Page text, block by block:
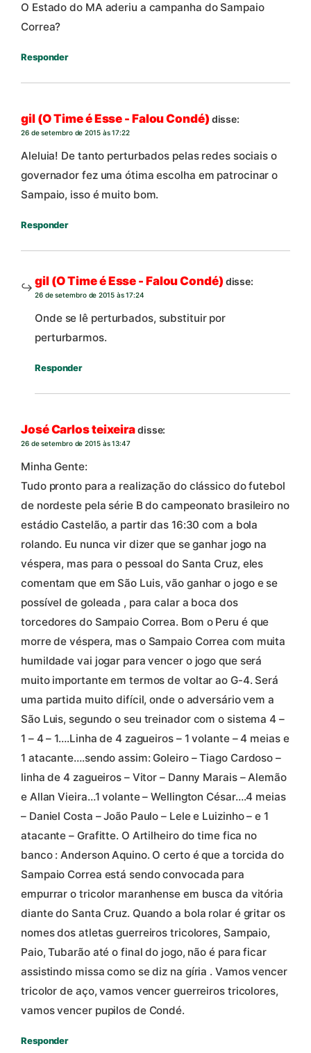
O Estado do MA aderiu a campanha do Sampaio
Correa?
Responder
gil (O Time é Esse - Falou Condé) disse:
26 de setembro de 2015 às 17:22
Aleluia! De tanto perturbados pelas redes sociais o
governador fez uma ótima escolha em patrocinar o
Sampaio, isso é muito bom.
Responder
gil (O Time é Esse - Falou Condé) disse:
26 de setembro de 2015 às 17:24
Onde se lê perturbados, substituir por
perturbarmos.
Responder
José Carlos teixeiradisse:
26 de setembro de 2015 às 13:47
Minha Gente:
Tudo pronto para a realização do clássico do futebol
de nordeste pela série B do campeonato brasileiro no
estádio Castelão, a partir das 16:30 com a bola
rolando. Eu nunca vir dizer que se ganhar jogo na
véspera, mas para o pessoal do Santa Cruz, eles
comentam que em São Luis, vão ganhar o jogo e se
possível de goleada , para calar a boca dos
torcedores do Sampaio Correa. Bom o Peru é que
morre de véspera, mas o Sampaio Correa com muita
humildade vai jogar para vencer o jogo que será
muito importante em termos de voltar ao G-4. Será
uma partida muito difícil, onde o adversário vem a
São Luis, segundo o seu treinador com o sistema 4 –
1 – 4 – 1….Linha de 4 zagueiros – 1 volante – 4 meias e
1 atacante….sendo assim: Goleiro – Tiago Cardoso –
linha de 4 zagueiros – Vitor – Danny Marais – Alemão
e Allan Vieira…1 volante – Wellington César….4 meias
– Daniel Costa – João Paulo – Lele e Luizinho – e 1
atacante – Grafitte. O Artilheiro do time fica no
banco : Anderson Aquino. O certo é que a torcida do
Sampaio Correa está sendo convocada para
empurrar o tricolor maranhense em busca da vitória
diante do Santa Cruz. Quando a bola rolar é gritar os
nomes dos atletas guerreiros tricolores, Sampaio,
Paio, Tubarão até o final do jogo, não é para ficar
assistindo missa como se diz na gíria . Vamos vencer
tricolor de aço, vamos vencer guerreiros tricolores,
vamos vencer pupilos de Condé.
Responder